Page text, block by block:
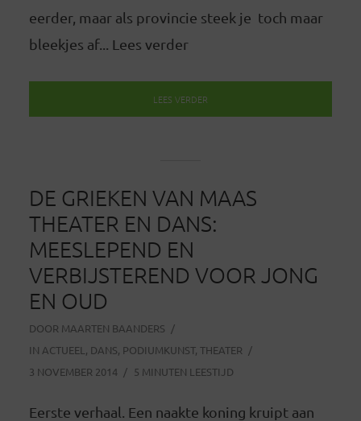
eerder, maar als provincie steek je toch maar
bleekjes af... Lees verder
LEES VERDER
DE GRIEKEN VAN MAAS
THEATER EN DANS:
MEESLEPEND EN
VERBIJSTEREND VOOR JONG
EN OUD
DOOR MAARTEN BAANDERS
IN ACTUEEL , DANS, PODIUMKUNST, THEATER
3 NOVEMBER 2014
5 MINUTEN LEESTIJD
Eerste verhaal. Een naakte koning kruipt aan